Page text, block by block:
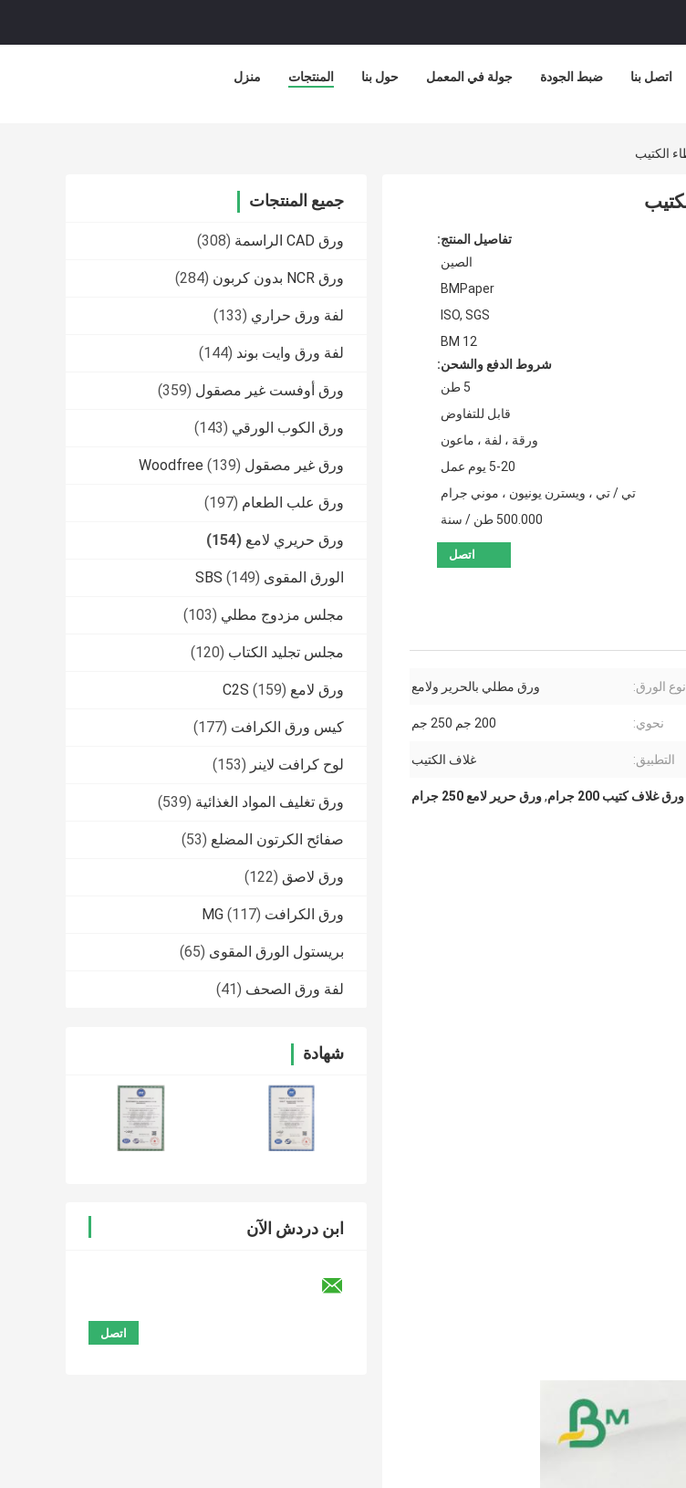
منزل المنتجات حول بنا جولة في المعمل ضبط الجودة اتصل بنا
جميع المنتجات
ورق CAD الراسمة (308)
ورق NCR بدون كربون (284)
لفة ورق حراري (133)
لفة ورق وايت بوند (144)
ورق أوفست غير مصقول (359)
ورق الكوب الورقي (143)
ورق غير مصقول Woodfree (139)
ورق علب الطعام (197)
ورق حريري لامع (154)
الورق المقوى SBS (149)
مجلس مزدوج مطلي (103)
مجلس تجليد الكتاب (120)
ورق لامع C2S (159)
كيس ورق الكرافت (177)
لوح كرافت لاينر (153)
ورق تغليف المواد الغذائية (539)
صفائح الكرتون المضلع (53)
ورق لاصق (122)
ورق الكرافت MG (117)
بريستول الورق المقوى (65)
لفة ورق الصحف (41)
شهادة
ابن دردش الآن
تفاصيل المنتج:
الصين
BMPaper
ISO, SGS
BM 12
شروط الدفع والشحن:
5 طن
قابل للتفاوض
ورقة ، لفة ، ماعون
5-20 يوم عمل
تي / تي ، ويسترن يونيون ، موني جرام
500.000 طن / سنة
اتصل
نوع الورق: ورق مطلي بالحرير ولامع
نحوي: 200 جم 250 جم
التطبيق: غلاف الكتيب
ورق غلاف كتيب 200 جرام ,ورق حرير لامع 250 جرام